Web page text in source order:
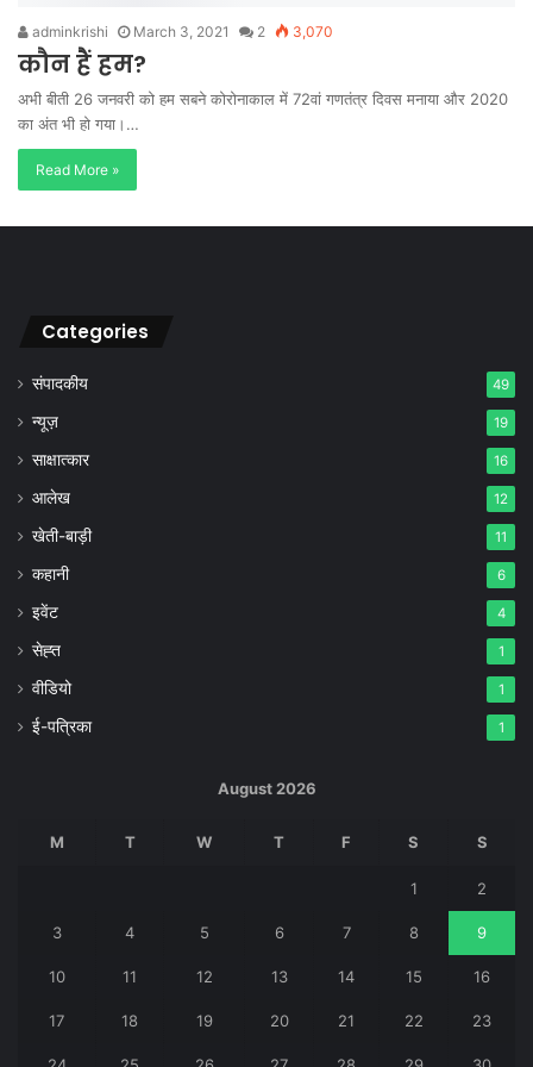
adminkrishi March 3, 2021 2 3,070
कौन हैं हम?
अभी बीती 26 जनवरी को हम सबने कोरोनाकाल में 72वां गणतंत्र दिवस मनाया और 2020
का अंत भी हो गया।…
Read More »
Categories
संपादकीय 49
न्यूज़ 19
साक्षात्कार 16
आलेख 12
खेती-बाड़ी 11
कहानी 6
इवेंट 4
सेह्त 1
वीडियो 1
ई-पत्रिका 1
August 2026
M T W T F S S
1 2
3 4 5 6 7 8 9
10 11 12 13 14 15 16
17 18 19 20 21 22 23